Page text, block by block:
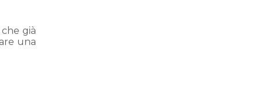
già
una